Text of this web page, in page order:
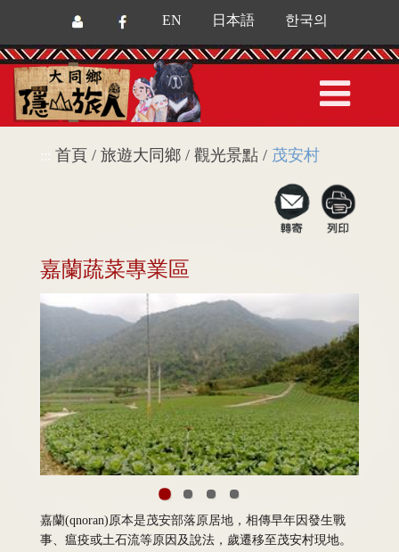
EN 日本語 한국의
首頁 / 旅遊大同鄉 / 觀光景點 / 茂安村
嘉蘭蔬菜專業區
嘉蘭(qnoran)原本是茂安部落原居地，相傳早年因發生戰
事、瘟疫或土石流等原因及說法，歲遷移至茂安村現地。